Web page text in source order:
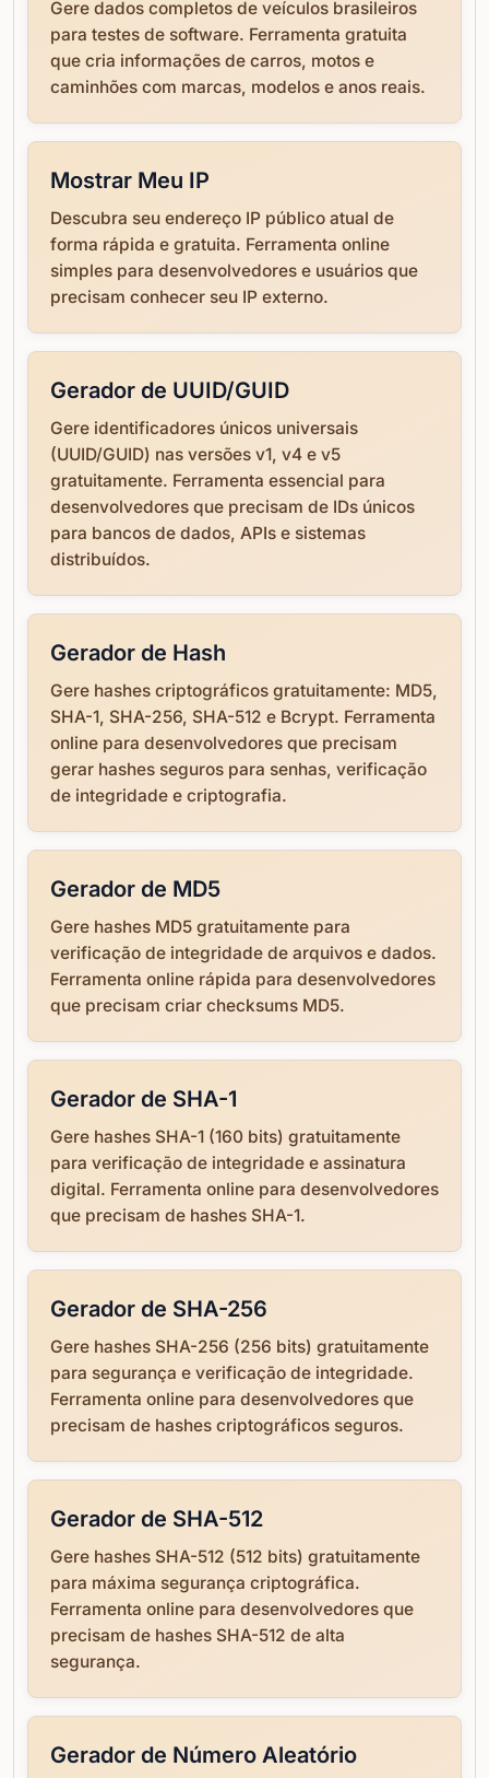
Gere dados completos de veículos brasileiros
para testes de software. Ferramenta gratuita
que cria informações de carros, motos e
caminhões com marcas, modelos e anos reais.
Mostrar Meu IP
Descubra seu endereço IP público atual de
forma rápida e gratuita. Ferramenta online
simples para desenvolvedores e usuários que
precisam conhecer seu IP externo.
Gerador de UUID/GUID
Gere identificadores únicos universais
(UUID/GUID) nas versões v1, v4 e v5
gratuitamente. Ferramenta essencial para
desenvolvedores que precisam de IDs únicos
para bancos de dados, APIs e sistemas
distribuídos.
Gerador de Hash
Gere hashes criptográficos gratuitamente: MD5,
SHA-1, SHA-256, SHA-512 e Bcrypt. Ferramenta
online para desenvolvedores que precisam
gerar hashes seguros para senhas, verificação
de integridade e criptografia.
Gerador de MD5
Gere hashes MD5 gratuitamente para
verificação de integridade de arquivos e dados.
Ferramenta online rápida para desenvolvedores
que precisam criar checksums MD5.
Gerador de SHA-1
Gere hashes SHA-1 (160 bits) gratuitamente
para verificação de integridade e assinatura
digital. Ferramenta online para desenvolvedores
que precisam de hashes SHA-1.
Gerador de SHA-256
Gere hashes SHA-256 (256 bits) gratuitamente
para segurança e verificação de integridade.
Ferramenta online para desenvolvedores que
precisam de hashes criptográficos seguros.
Gerador de SHA-512
Gere hashes SHA-512 (512 bits) gratuitamente
para máxima segurança criptográfica.
Ferramenta online para desenvolvedores que
precisam de hashes SHA-512 de alta
segurança.
Gerador de Número Aleatório